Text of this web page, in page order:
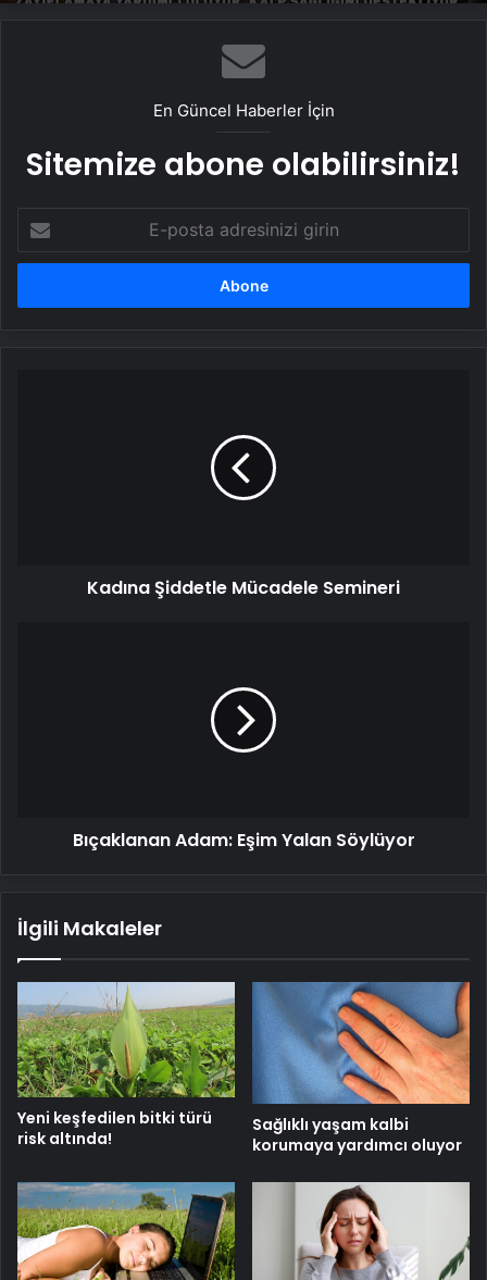
En Güncel Haberler İçin
Sitemize abone olabilirsiniz!
posta
adresinizi
Kadına Şiddetle Mücadele Semineri
Bıçaklanan Adam: Eşim Yalan Söylüyor
İlgili Makaleler
Yeni keşfedilen bitki türü
risk altında!
Sağlıklı yaşam kalbi
korumaya yardımcı oluyor